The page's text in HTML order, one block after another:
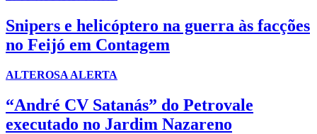
Snipers e helicóptero na guerra às facções
no Feijó em Contagem
ALTEROSA ALERTA
“André CV Satanás” do Petrovale
executado no Jardim Nazareno